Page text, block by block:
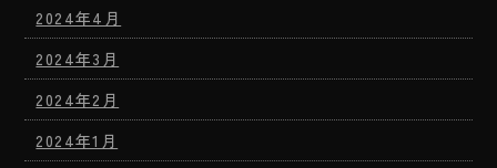
2024年4月
2024年3月
2024年2月
2024年1月